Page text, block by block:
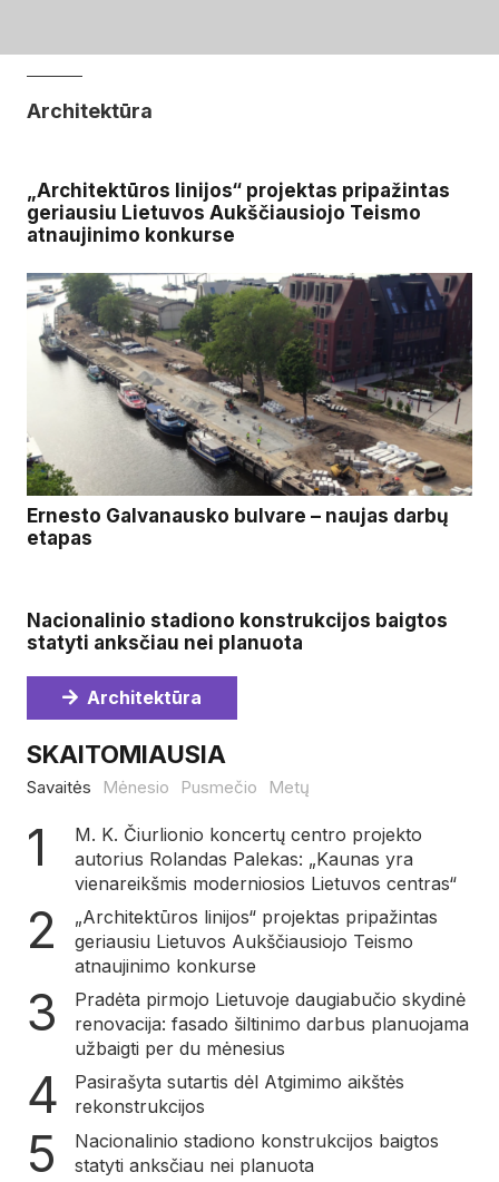
Architektūra
„Architektūros linijos“ projektas pripažintas
geriausiu Lietuvos Aukščiausiojo Teismo
atnaujinimo konkurse
Ernesto Galvanausko bulvare – naujas darbų
etapas
Nacionalinio stadiono konstrukcijos baigtos
statyti anksčiau nei planuota
Architektūra
SKAITOMIAUSIA
Savaitės Mėnesio Pusmečio Metų
M. K. Čiurlionio koncertų centro projekto
autorius Rolandas Palekas: „Kaunas yra
vienareikšmis moderniosios Lietuvos centras“
„Architektūros linijos“ projektas pripažintas
geriausiu Lietuvos Aukščiausiojo Teismo
atnaujinimo konkurse
Pradėta pirmojo Lietuvoje daugiabučio skydinė
renovacija: fasado šiltinimo darbus planuojama
užbaigti per du mėnesius
Pasirašyta sutartis dėl Atgimimo aikštės
rekonstrukcijos
Nacionalinio stadiono konstrukcijos baigtos
statyti anksčiau nei planuota